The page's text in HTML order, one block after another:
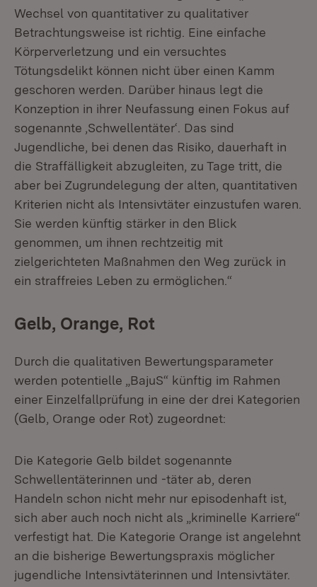
Wechsel von quantitativer zu qualitativer
Betrachtungsweise ist richtig. Eine einfache
Körperverletzung und ein versuchtes
Tötungsdelikt können nicht über einen Kamm
geschoren werden. Darüber hinaus legt die
Konzeption in ihrer Neufassung einen Fokus auf
sogenannte ‚Schwellentäter‘. Das sind
Jugendliche, bei denen das Risiko, dauerhaft in
die Straffälligkeit abzugleiten, zu Tage tritt, die
aber bei Zugrundelegung der alten, quantitativen
Kriterien nicht als Intensivtäter einzustufen waren.
Sie werden künftig stärker in den Blick
genommen, um ihnen rechtzeitig mit
zielgerichteten Maßnahmen den Weg zurück in
ein straffreies Leben zu ermöglichen.“
Gelb, Orange, Rot
Durch die qualitativen Bewertungsparameter
werden potentielle „BajuS“ künftig im Rahmen
einer Einzelfallprüfung in eine der drei Kategorien
(Gelb, Orange oder Rot) zugeordnet:
Die Kategorie Gelb bildet sogenannte
Schwellentäterinnen und -täter ab, deren
Handeln schon nicht mehr nur episodenhaft ist,
sich aber auch noch nicht als „kriminelle Karriere“
verfestigt hat. Die Kategorie Orange ist angelehnt
an die bisherige Bewertungspraxis möglicher
jugendliche Intensivtäterinnen und Intensivtäter.